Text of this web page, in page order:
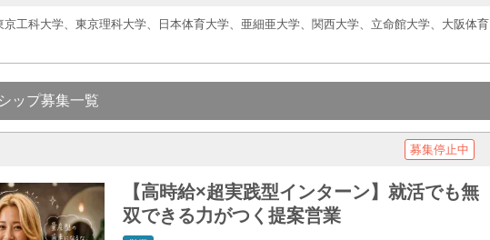
工科大学、東京理科大学、日本体育大学、亜細亜大学、関西大学、立命館大学、大阪体育
ップ募集一覧
募集停止中
【高時給×超実践型インターン】就活でも無
双できる力がつく提案営業